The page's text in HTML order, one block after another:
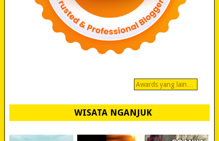
Awards yang lain…
WISATA NGANJUK